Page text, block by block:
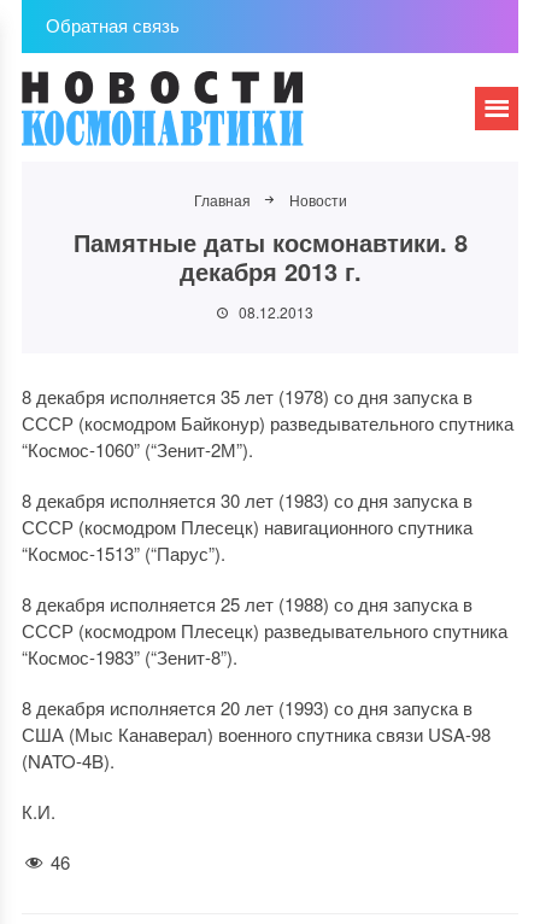
Обратная связь
Главная Новости
Памятные даты космонавтики. 8
декабря 2013 г.
08.12.2013
8 декабря исполняется 35 лет (1978) со дня запуска в
СССР (космодром Байконур) разведывательного спутника
“Космос-1060” (“Зенит-2М”).
8 декабря исполняется 30 лет (1983) со дня запуска в
СССР (космодром Плесецк) навигационного спутника
“Космос-1513” (“Парус”).
8 декабря исполняется 25 лет (1988) со дня запуска в
СССР (космодром Плесецк) разведывательного спутника
“Космос-1983” (“Зенит-8”).
8 декабря исполняется 20 лет (1993) со дня запуска в
США (Мыс Канаверал) военного спутника связи USA-98
(NATO-4B).
К.И.
46